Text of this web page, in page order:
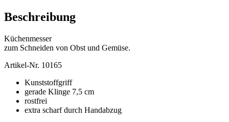
Beschreibung
Küchenmesser
zum Schneiden von Obst und Gemüse.
Artikel-Nr. 10165
Kunststoffgriff
gerade Klinge 7,5 cm
rostfrei
extra scharf durch Handabzug